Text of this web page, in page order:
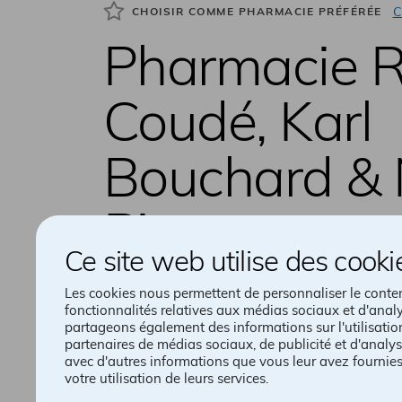
Ce site web utilise des
Les cookies nous permettent de personnaliser le
fonctionnalités relatives aux médias sociaux et
partageons également des informations sur
partenaires de médias sociaux, de publicité et
avec d'autres informations que vous leur avez
votre utilisation de leurs services.
CHOISIR COMME PHARMACIE PRÉFÉRÉE
Pharmacie
Coudé, Karl
Bouchard &
Pinto
Walmart Mascouche
155, montée Masson
Mascouche
J7K 3B4
Obtenir les directions